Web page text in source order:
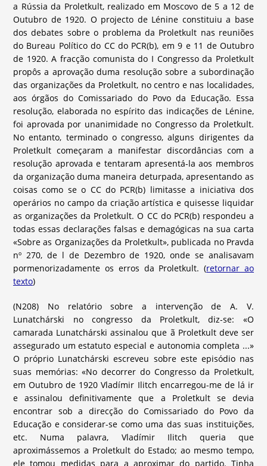
a Rússia da Proletkult, realizado em Moscovo de 5 a 12 de
Outubro de 1920. O projecto de Lénine constituiu a base
dos debates sobre o problema da Proletkult nas reuniões
do Bureau Político do CC do PCR(b), em 9 e 11 de Outubro
de 1920. A fracção comunista do I Congresso da Proletkult
propôs a aprovação duma resolução sobre a subordinação
das organizações da Proletkult, no centro e nas localidades,
aos órgãos do Comissariado do Povo da Educação. Essa
resolução, elaborada no espírito das indicações de Lénine,
foi aprovada por unanimidade no Congresso da Proletkult.
No entanto, terminado o congresso, alguns dirigentes da
Proletkult começaram a manifestar discordâncias com a
resolução aprovada e tentaram apresentá-la aos membros
da organização duma maneira deturpada, apresentando as
coisas como se o CC do PCR(b) limitasse a iniciativa dos
operários no campo da criação artística e quisesse liquidar
as organizações da Proletkult. O CC do PCR(b) respondeu a
todas essas declarações falsas e demagógicas na sua carta
«Sobre as Organizações da Proletkult», publicada no Pravda
nº 270, de l de Dezembro de 1920, onde se analisavam
pormenorizadamente os erros da Proletkult. (retornar ao
texto)
(N208) No relatório sobre a intervenção de A. V.
Lunatchárski no congresso da Proletkult, diz-se: «O
camarada Lunatchárski assinalou que ã Proletkult deve ser
assegurado um estatuto especial e autonomia completa ...»
O próprio Lunatchárski escreveu sobre este episódio nas
suas memórias: «No decorrer do Congresso da Proletkult,
em Outubro de 1920 Vladímir Ilitch encarregou-me de lá ir
e assinalou definitivamente que a Proletkult se devia
encontrar sob a direcção do Comissariado do Povo da
Educação e considerar-se como uma das suas instituições,
etc. Numa palavra, Vladímir Ilitch queria que
aproximássemos a Proletkult do Estado; ao mesmo tempo,
ele tomou medidas para a aproximar do partido. Tinha